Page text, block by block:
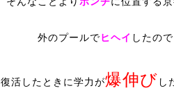
外のプールでヒヘイ したの
復活したときに学力が爆伸び し